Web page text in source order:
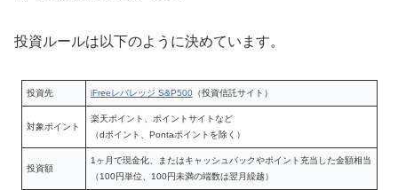
投資ルールは以下のように決めています。
投資先 iFreeレバレッジ S&P500（投資信託サイト）
対象ポイント
楽天ポイント、ポイントサイトなど
（dポイント、Pontaポイントを除く）
投資額
1ヶ月で現金化、またはキャッシュバックやポイント充当した金額相当
（100円単位、100円未満の端数は翌月繰越）